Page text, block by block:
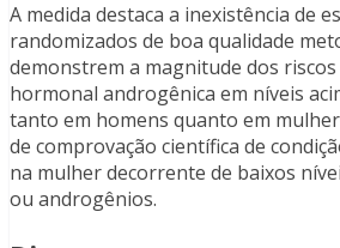
A medida destaca a inexistência de
randomizados de boa qualidade
demonstrem a magnitude dos
hormonal androgênica em níveis
tanto em homens quanto em
de comprovação científica de
na mulher decorrente de baixos
ou androgênios.